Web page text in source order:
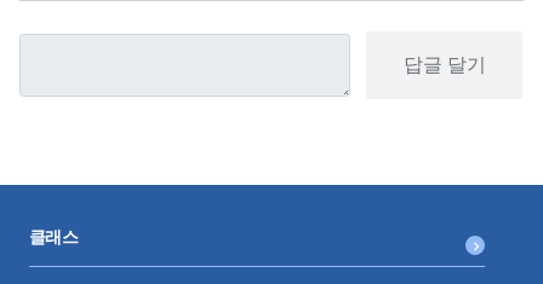
답글 달기
클래스